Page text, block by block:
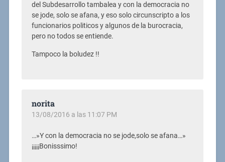
del Subdesarrollo tambalea y con la democracia no
se jode, solo se afana, y eso solo circunscripto a los
funcionarios politicos y algunos de la burocracia,
pero no todos se entiende.
Tampoco la boludez !!
norita
13/08/2016 a las 11:07 PM
…»Y con la democracia no se jode,solo se afana…»
¡¡¡¡¡Bonisssimo!